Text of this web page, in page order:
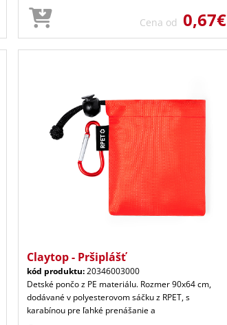
Cena od 0,67€
Claytop - Pršiplášť
kód produktu:20346003000
Detské pončo z PE materiálu. Rozmer 90x64 cm,
dodávané v polyesterovom sáčku z RPET, s
karabínou pre ľahké prenášanie a